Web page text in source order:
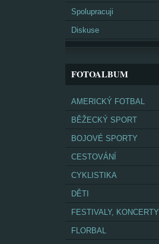
Spolupracuji
Diskuse
FOTOALBUM
AMERICKÝ FOTBAL
BĚŽECKÝ SPORT
BOJOVÉ SPORTY
CESTOVÁNÍ
CYKLISTIKA
DĚTI
FESTIVALY, KONCERTY
FLORBAL